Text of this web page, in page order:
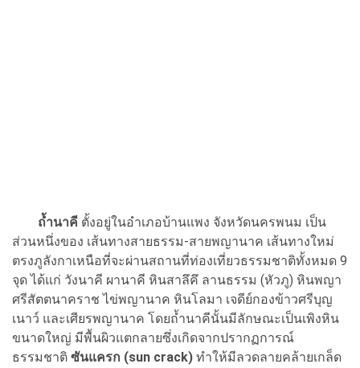
ถ้ำนาคี ตั้งอยู่ในอำเภอบ้านแพง จังหวัดนครพนม เป็น
ส่วนหนึ่งของ เส้นทางสายธรรม-สายพญานาค เส้นทางใหม่
ตรงภูลังกาเหนือที่จะผ่านสถานที่ท่องเที่ยวธรรมชาติทั้งหมด 9
จุด ได้แก่ วังนาคี ผานาคี หินสาลึคึ ลานธรรม (หัวภู) หินพญา
ศรีสัตตนาคราช ไข่พญานาค หินโลมา เจดีย์กองข้าวศรีบุญ
เนาว์ และเศียรพญานาค โดยถ้ำนาคีนั้นมีลักษณะเป็นเพิงหิน
ขนาดใหญ่ มีพื้นผิวแตกลายซึ่งเกิดจากปรากฏการณ์
ธรรมชาติ ซันแครก (sun crack) ทำให้มีลวดลายคล้ายเกล็ด